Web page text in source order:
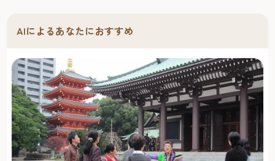
AIによるあなたにおすすめ